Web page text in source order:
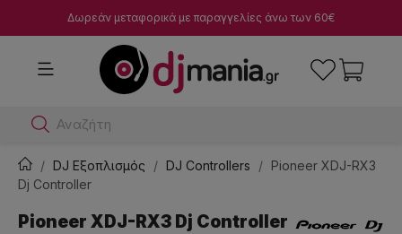
Δωρεάν μεταφορικά με παραγγελίες άνω των 60€
Αναζήτησε dj μίκτ
DJ Εξοπλισμός DJ Controllers
Pioneer XDJ-RX3
Dj Controller
Pioneer XDJ-RX3 Dj Controller